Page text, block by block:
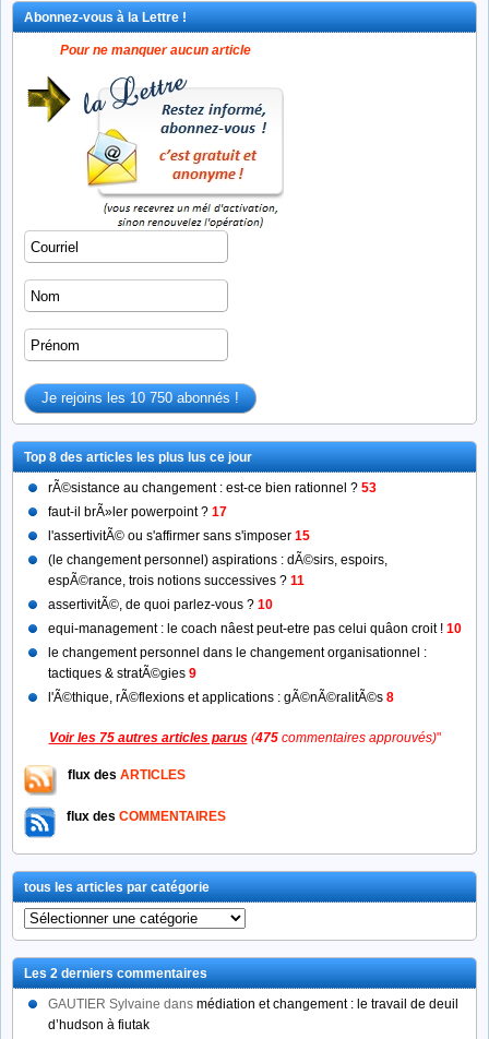
Abonnez-vous à la Lettre !
Pour ne manquer aucun article
Top 8 des articles les plus lus ce jour
rÃ©sistance au changement : est-ce bien rationnel ? 53
faut-il brÃ»ler powerpoint ? 17
l'assertivitÃ© ou s'affirmer sans s'imposer 15
(le changement personnel) aspirations : dÃ©sirs, espoirs,
espÃ©rance, trois notions successives ? 11
assertivitÃ©, de quoi parlez-vous ? 10
equi-management : le coach nâest peut-etre pas celui quâon croit ! 10
le changement personnel dans le changement organisationnel :
tactiques & stratÃ©gies 9
l'Ã©thique, rÃ©flexions et applications : gÃ©nÃ©ralitÃ©s 8
Voir les 75 autres articles parus (475commentaires approuvés)"
flux des ARTICLES
flux des COMMENTAIRES
tous les articles par catégorie
tous
les
articles
par
catégorie
Les 2 derniers commentaires
GAUTIER Sylvaine dans médiation et changement : le travail de deuil
d’hudson à fiutak